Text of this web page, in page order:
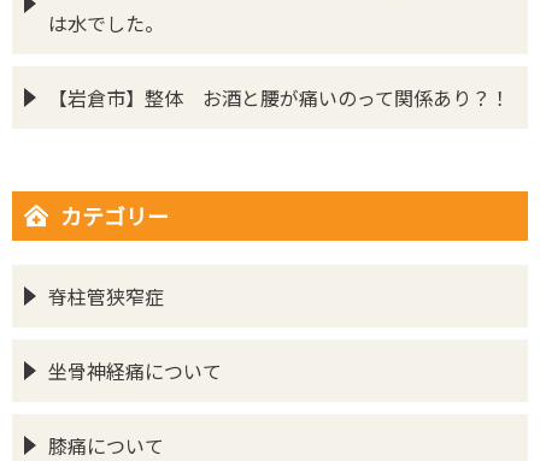
は水でした。
【岩倉市】整体 お酒と腰が痛いのって関係あり？！
カテゴリー
脊柱管狭窄症
坐骨神経痛について
膝痛について